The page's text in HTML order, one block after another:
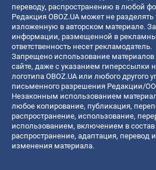
переводу, распространению в любой
Редакция OBOZ.UA может не разделять
изложенную в авторском материале.
информации, размещенной в
ответственность несет рекламодатель.
Запрещено использование
сайте, даже с указанием гиперссылки
логотипа OBOZ.UA или любого другого
письменного разрешения Редакции/
Незаконным использованием
любое копирование, публикация,
распространение, использование,
использованием, включением в состав
распространение, адаптация, перевод
изменения материала.